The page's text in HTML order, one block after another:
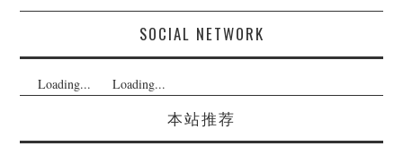
SOCIAL NETWORK
Loading... Loading...
本站推荐